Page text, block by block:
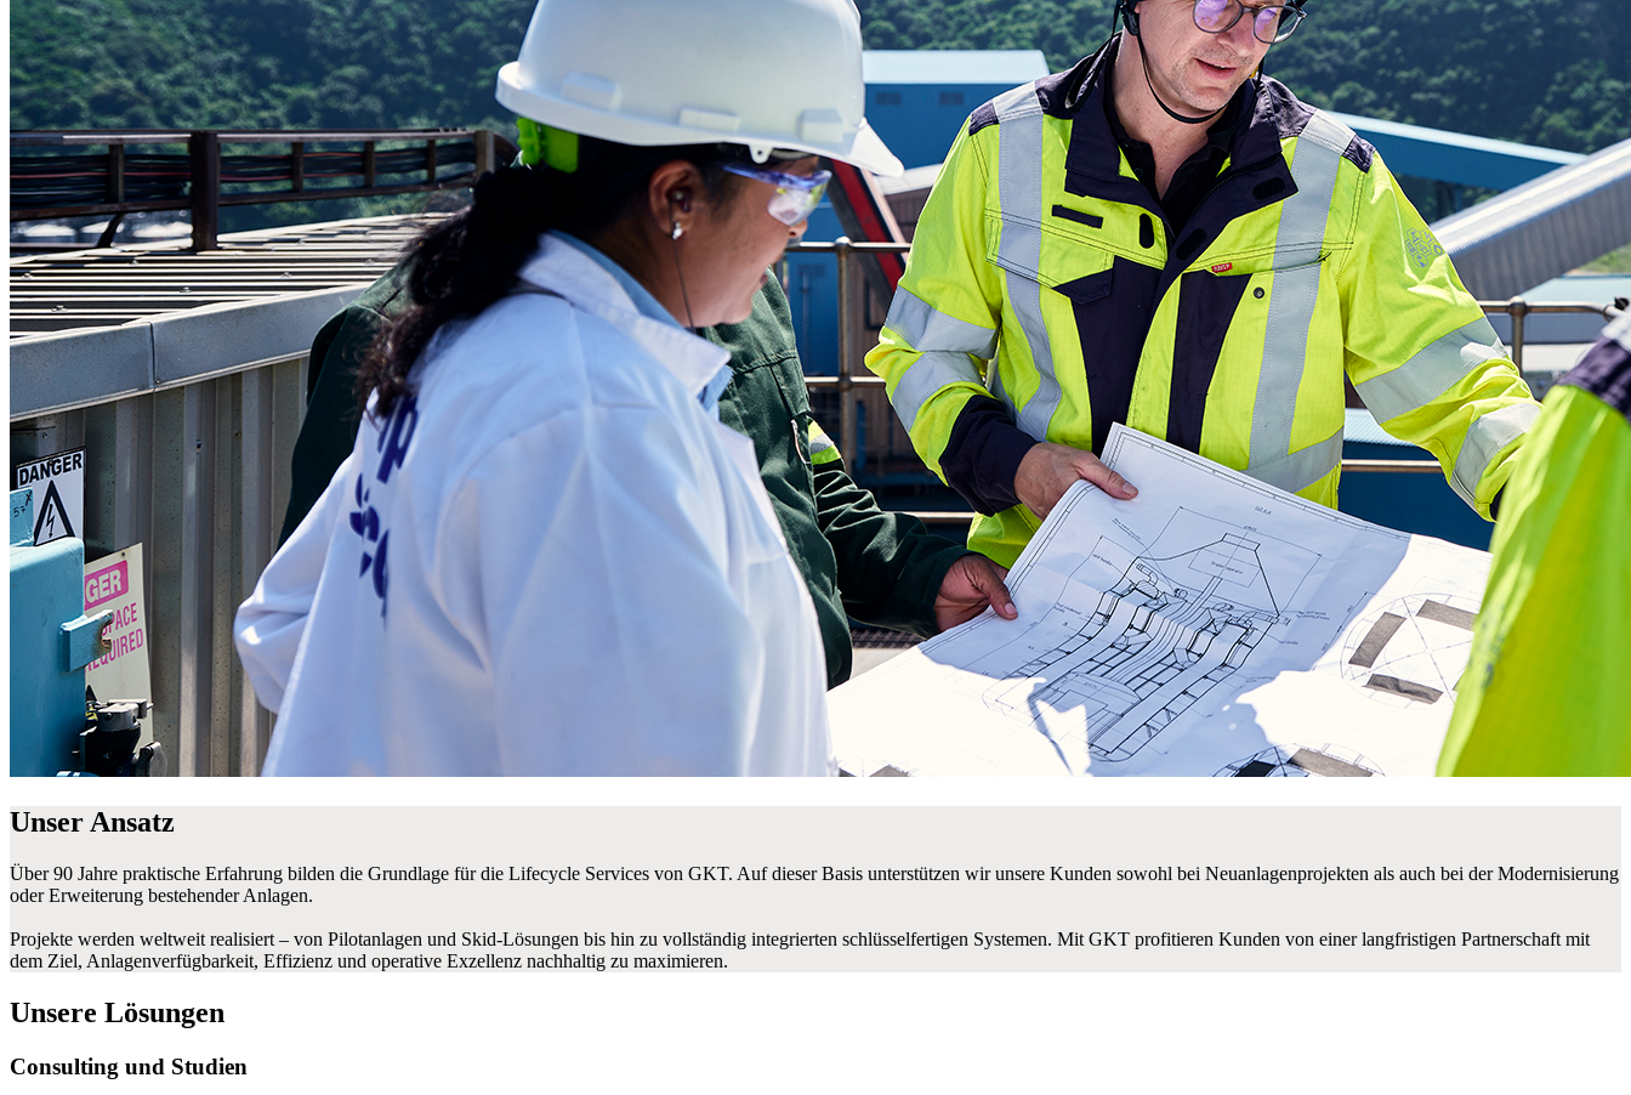
Unser Ansatz
Über 90 Jahre praktische Erfahrung bilden die Grundlage für die Lifecycle Services von GKT. Auf dieser Basis unterstützen wir unsere Kunden sowohl bei Neuanlagenprojekten als auch bei der Modernisierung
oder Erweiterung bestehender Anlagen.
Projekte werden weltweit realisiert – von Pilotanlagen und Skid-Lösungen bis hin zu vollständig integrierten schlüsselfertigen Systemen. Mit GKT profitieren Kunden von einer langfristigen Partnerschaft mit
dem Ziel, Anlagenverfügbarkeit, Effizienz und operative Exzellenz nachhaltig zu maximieren.
Unsere Lösungen
Consulting und Studien